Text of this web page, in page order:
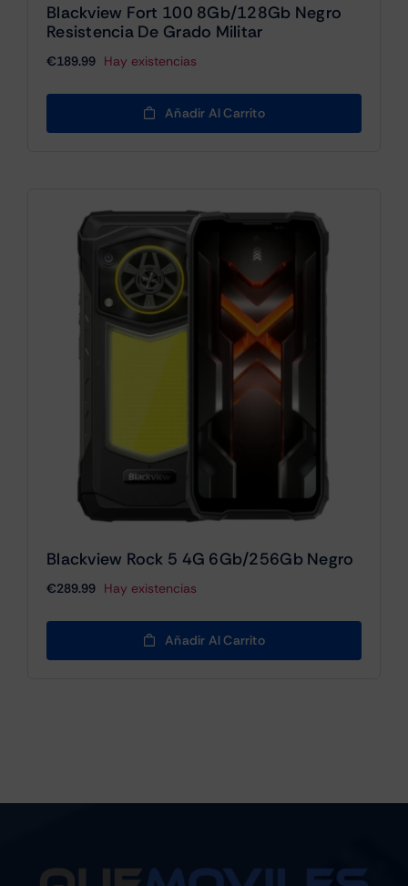
Blackview Fort 100 8Gb/128Gb Negro
Resistencia De Grado Militar
€189.99 Hay existencias
Añadir Al Carrito
Blackview Rock 5 4G 6Gb/256Gb Negro
€289.99 Hay existencias
Añadir Al Carrito